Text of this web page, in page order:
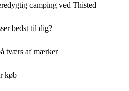
camping ved Thisted
bedst til dig?
tværs af mærker
køb